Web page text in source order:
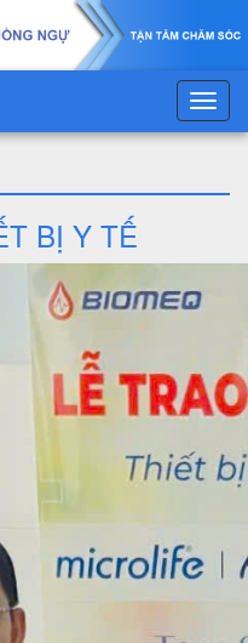
BỊ Y TẾ